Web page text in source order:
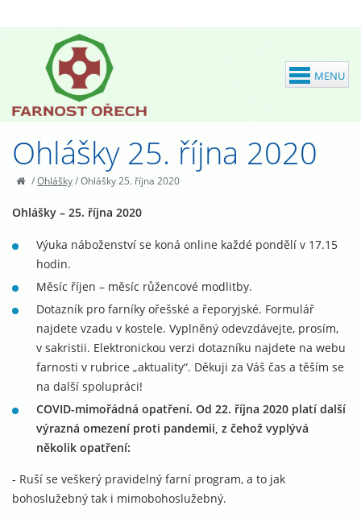
Ohlášky 25. října 2020
/Ohlášky/Ohlášky 25. října 2020
Ohlášky – 25. října 2020
Výuka náboženství se koná online každé pondělí v 17.15
hodin.
Měsíc říjen – měsíc růžencové modlitby.
Dotazník pro farníky ořešské a řeporyjské. Formulář
najdete vzadu v kostele. Vyplněný odevzdávejte, prosím,
v sakristii. Elektronickou verzi dotazníku najdete na webu
farnosti v rubrice „aktuality“. Děkuji za Váš čas a těším se
na další spolupráci!
COVID-mimořádná opatření. Od 22. října 2020 platí další
výrazná omezení proti pandemii, z čehož vyplývá
několik opatření:
- Ruší se veškerý pravidelný farní program, a to jak
bohoslužebný tak i mimobohoslužebný.